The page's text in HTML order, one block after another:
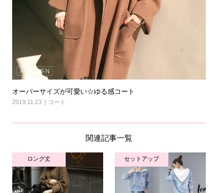
オーバーサイズが可愛い☆ゆる感コート
2019.11.23 コート
関連記事一覧
ロング丈 セットアップ